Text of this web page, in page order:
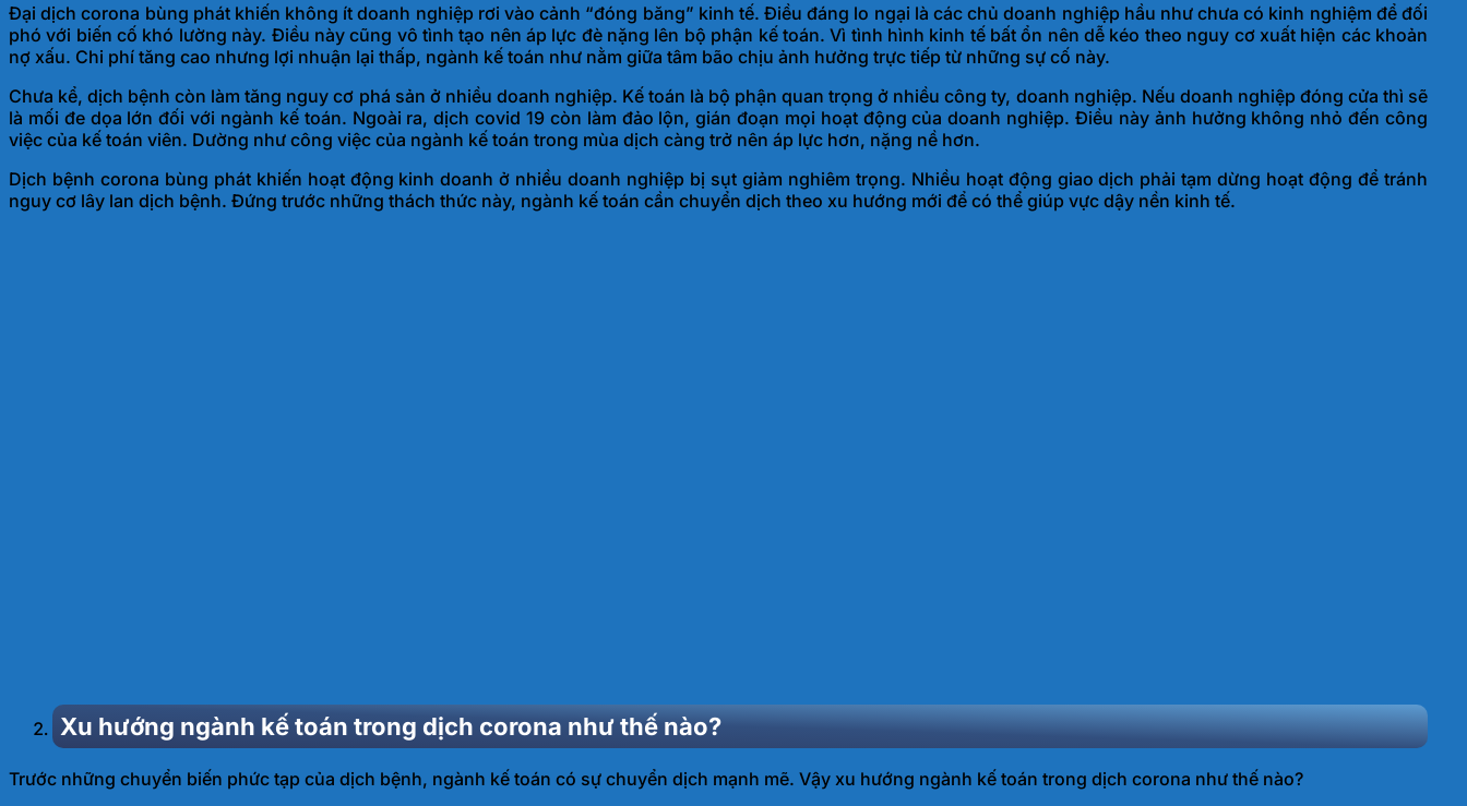
Đại dịch corona bùng phát khiến không ít doanh nghiệp rơi vào cảnh “đóng băng” kinh tế. Điều đáng lo ngại là các chủ doanh nghiệp hầu như chưa có kinh nghiệm để đối
phó với biến cố khó lường này. Điều này cũng vô tình tạo nên áp lực đè nặng lên bộ phận kế toán. Vì tình hình kinh tế bất ổn nên dễ kéo theo nguy cơ xuất hiện các khoản
nợ xấu. Chi phí tăng cao nhưng lợi nhuận lại thấp, ngành kế toán như nằm giữa tâm bão chịu ảnh hưởng trực tiếp từ những sự cố này.
Chưa kể, dịch bệnh còn làm tăng nguy cơ phá sản ở nhiều doanh nghiệp. Kế toán là bộ phận quan trọng ở nhiều công ty, doanh nghiệp. Nếu doanh nghiệp đóng cửa thì sẽ
là mối đe dọa lớn đối với ngành kế toán. Ngoài ra, dịch covid 19 còn làm đảo lộn, gián đoạn mọi hoạt động của doanh nghiệp. Điều này ảnh hưởng không nhỏ đến công
việc của kế toán viên. Dường như công việc của ngành kế toán trong mùa dịch càng trở nên áp lực hơn, nặng nề hơn.
Dịch bệnh corona bùng phát khiến hoạt động kinh doanh ở nhiều doanh nghiệp bị sụt giảm nghiêm trọng. Nhiều hoạt động giao dịch phải tạm dừng hoạt động để tránh
nguy cơ lây lan dịch bệnh. Đứng trước những thách thức này, ngành kế toán cần chuyển dịch theo xu hướng mới để có thể giúp vực dậy nền kinh tế.
Xu hướng ngành kế toán trong dịch corona như thế nào?
Trước những chuyển biến phức tạp của dịch bệnh, ngành kế toán có sự chuyển dịch mạnh mẽ. Vậy xu hướng ngành kế toán trong dịch corona như thế nào?